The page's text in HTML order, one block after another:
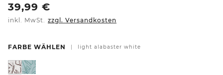
39,99 €
inkl. MwSt. zzgl. Versandkosten
FARBE WÄHLEN light alabaster white